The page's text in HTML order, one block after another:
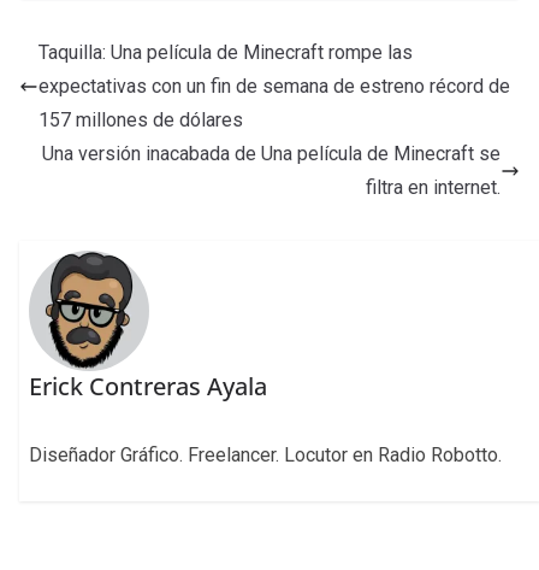
Taquilla: Una película de Minecraft rompe las
expectativas con un fin de semana de estreno récord de
157 millones de dólares
Una versión inacabada de Una película de Minecraft se
filtra en internet.
Erick Contreras Ayala
Diseñador Gráfico. Freelancer. Locutor en Radio Robotto.